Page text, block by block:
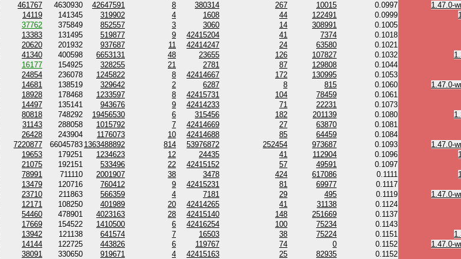
461767 4630930 42647591 8 380314 267 10015 0.0997
1.47.0-
14119 141345 319902 4 1608 44 122491 0.0999
37762 375849 852557 3 3060 14 308991
0.1005
13383 131495 519877 9 42415204 41 7374
0.1018
20620 201932 937687 11 42414247 24 63580
0.1021
41340 400598 6653131 48 23655 126 107827 0.1032
16177 154925 328255 21 2781 87 129808
0.1044
24854 236078 1245822 8 42414667 172 130995
0.1053
14681 138519 329642 2 6287 8 815 0.1060
1.47.0-
18928 178468 1233597 8 42415731 104 78459
0.1061
14497 135141 943676 9 42414233 71 22231
0.1073
80818 748292 19456530 6 315456 182 201139 0.1080
31143 288058 1015792 7 42414669 27 63870
0.1081
26428 243904 1176073 10 42414688 85 64459
0.1084
7220877 66045783 1363488892 814 53976872 252454 973687 0.1093
1.47.0-
19653 179251 1234623 12 24435 41 112904 0.1096
21075 192151 533496 22 42415152 57 49591
0.1097
78991 711110 2001907 38 3478 424 617086 0.1111
13479 120716 760412 9 42415231 81 69977
0.1117
23710 211863 566359 4 7181 29 495 0.1119
1.47.0-
12171 108250 401989 20 42414265 41 31138
0.1124
54460 478901 4023163 28 42415140 148 251669
0.1137
17669 154522 1410500 6 42416254 100 75234
0.1143
13942 121138 641574 7 16503 38 75224 0.1151
14144 122725 443826 6 119767 74 0 0.1152
1.47.0-
38091 330650 919671 4 42415163 25 82935
0.1152